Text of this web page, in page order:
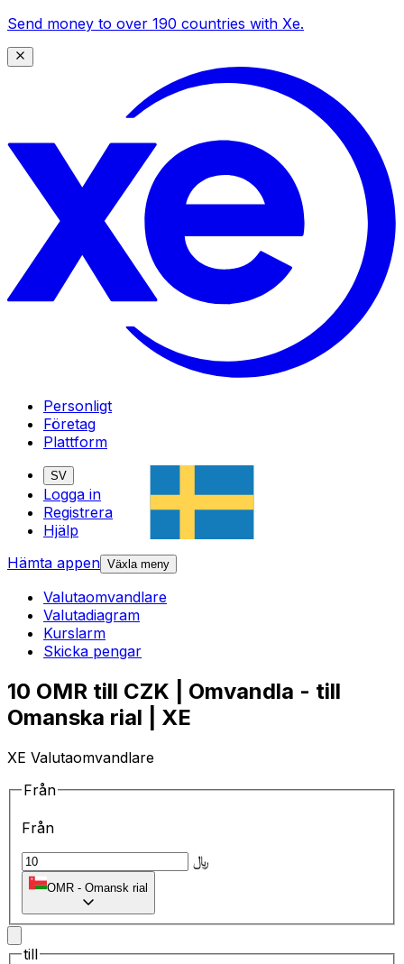
Send money to over 190 countries with Xe.
Personligt
Företag
Plattform
SV
Logga in
Registrera
Hjälp
Hämta appen Växla meny
Valutaomvandlare
Valutadiagram
Kurslarm
Skicka pengar
10 OMR till CZK | Omvandla - till
Omanska rial | XE
XE Valutaomvandlare
Från
Från
﷼
OMR - Omansk rial
till